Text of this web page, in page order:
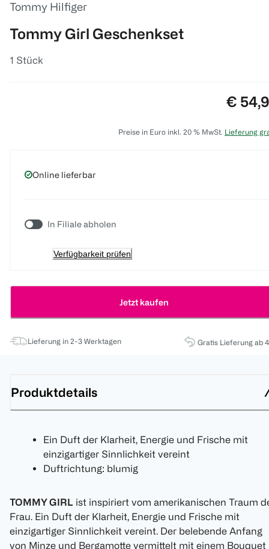
Tommy Hilfiger
Tommy Girl Geschenkset
1 Stück
Preis:
€
Preise in Euro inkl. 20 % MwSt. Lieferung
Online lieferbar
In Filiale abholen
Verfügbarkeit prüfen
Jetzt kaufen
Lieferung in 2-3 Werktagen Gratis Lieferung ab
Produktdetails
Ein Duft der Klarheit, Energie und Frische mit
einzigartiger Sinnlichkeit vereint
Duftrichtung: blumig
TOMMY GIRL ist inspiriert vom amerikanischen Traum
Frau. Ein Duft der Klarheit, Energie und Frische mit
einzigartiger Sinnlichkeit vereint. Der belebende Anfang
von Minze und Bergamotte vermittelt mit einem Bouquet